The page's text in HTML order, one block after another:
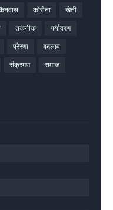
कोरोना खेती
तकनीक पर्यावरण
प्रेरणा बदलाव
संक्रमण समाज